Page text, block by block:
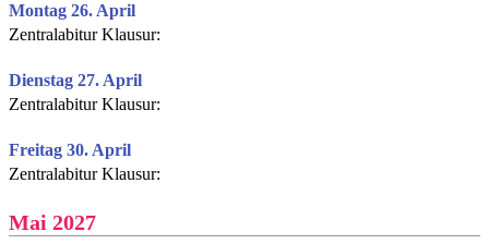
Montag 26. April
Zentralabitur Klausur:
Dienstag 27. April
Zentralabitur Klausur:
Freitag 30. April
Zentralabitur Klausur:
Mai 2027